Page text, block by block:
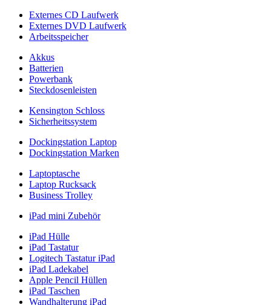
Externes CD Laufwerk
Externes DVD Laufwerk
Arbeitsspeicher
Akkus
Batterien
Powerbank
Steckdosenleisten
Kensington Schloss
Sicherheitssystem
Dockingstation Laptop
Dockingstation Marken
Laptoptasche
Laptop Rucksack
Business Trolley
iPad mini Zubehör
iPad Hülle
iPad Tastatur
Logitech Tastatur iPad
iPad Ladekabel
Apple Pencil Hüllen
iPad Taschen
Wandhalterung iPad